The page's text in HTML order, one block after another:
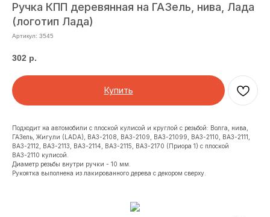
Ручка КПП деревянная на ГАЗель, нива, Лада
(логотип Лада)
Артикул: 3545
302 р.
Купить
Подходит на автомобили с плоской кулисой и круглой с резьбой: Волга, нива,
ГАЗель, Жигули (LADA), ВАЗ-2108, ВАЗ-2109, ВАЗ-21099, ВАЗ-2110, ВАЗ-2111,
ВАЗ-2112, ВАЗ-2113, ВАЗ-2114, ВАЗ-2115, ВАЗ-2170 (Приора 1) с плоской
ВАЗ-2110 кулисой.
Диаметр резьбы внутри ручки - 10 мм.
Рукоятка выполнена из лакированного дерева с декором сверху.